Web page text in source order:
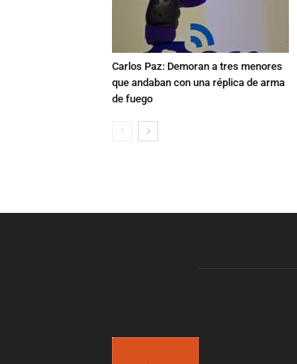
Carlos Paz: Demoran a tres menores
que andaban con una réplica de arma
de fuego